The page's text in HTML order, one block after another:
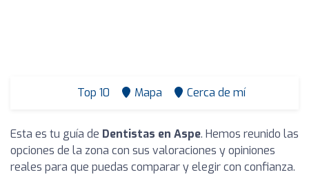
Top 10 Mapa Cerca de mí
Esta es tu guía de Dentistas en Aspe. Hemos reunido las
opciones de la zona con sus valoraciones y opiniones
reales para que puedas comparar y elegir con confianza.